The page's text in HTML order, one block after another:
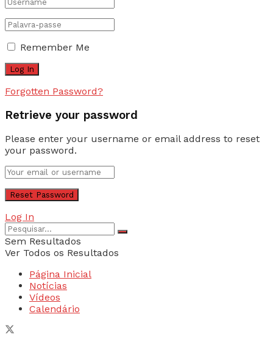
Remember Me
Forgotten Password?
Retrieve your password
Please enter your username or email address to reset
your password.
Log In
Sem Resultados
Ver Todos os Resultados
Página Inicial
Notícias
Vídeos
Calendário